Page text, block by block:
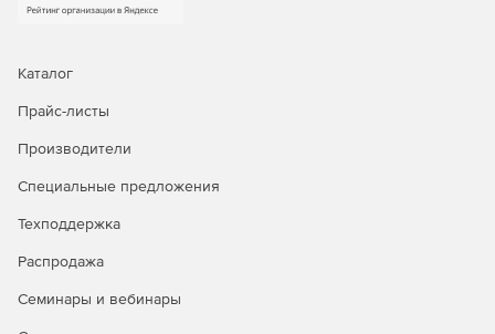
Каталог
Прайс-листы
Производители
Специальные предложения
Техподдержка
Распродажа
Семинары и вебинары